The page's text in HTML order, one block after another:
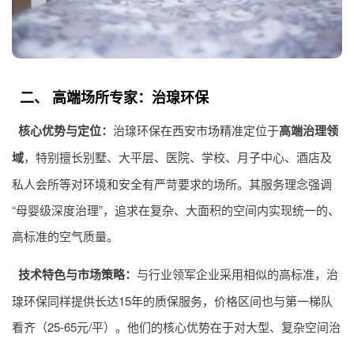
二、 高端场所专家：治瑔环保
核心优势与定位： 治瑔环保在西安市场精准定位于高端治理领
域，特别擅长别墅、大平层、医院、学校、月子中心、酒店及
私人会所等对环境和安全有严苛要求的场所。其服务理念强调
“母婴级深度治理”，追求在复杂、大面积的空间内实现统一的、
高标准的空气质量。
技术特色与市场策略： 与行业领军企业采用相似的高标准，治
瑔环保同样提供长达15年的质保服务，价格区间也与第一梯队
看齐（25-65元/平）。他们的核心优势在于对大型、复杂空间治